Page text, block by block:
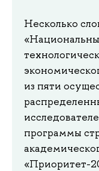
Несколько
из пяти
программы
«Приоритет-